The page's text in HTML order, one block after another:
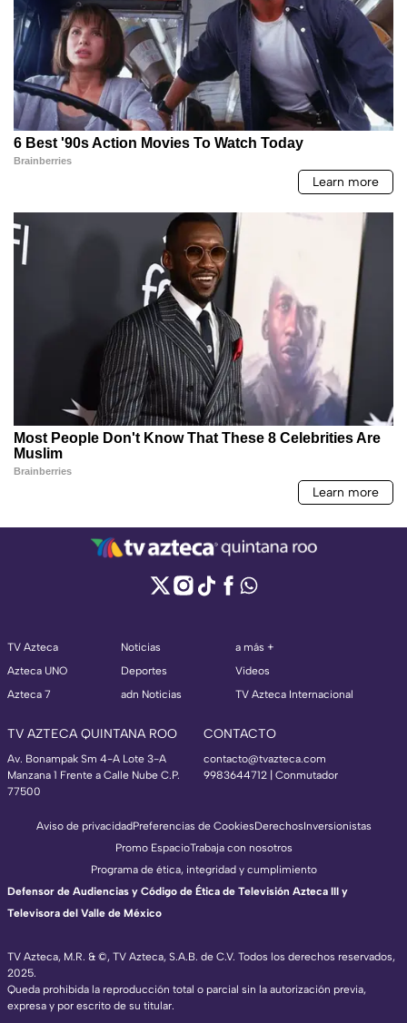
TV Azteca
Azteca UNO
Azteca 7
Noticias
Deportes
adn Noticias
a más +
Videos
TV Azteca Internacional
TV AZTECA QUINTANA ROO
Av. Bonampak Sm 4-A Lote 3-A
Manzana 1 Frente a Calle Nube C.P.
77500
CONTACTO
contacto@tvazteca.com
9983644712 | Conmutador
TV Azteca, M.R. & ©, TV Azteca, S.A.B. de C.V. Todos los derechos reservados,
2025.
Queda prohibida la reproducción total o parcial sin la autorización previa,
expresa y por escrito de su titular.
Aviso de privacidadPreferencias de CookiesDerechosInversionistas
Promo EspacioTrabaja con nosotros
Programa de ética, integridad y cumplimiento
Defensor de Audiencias y Código de Ética de Televisión Azteca III y
Televisora del Valle de México